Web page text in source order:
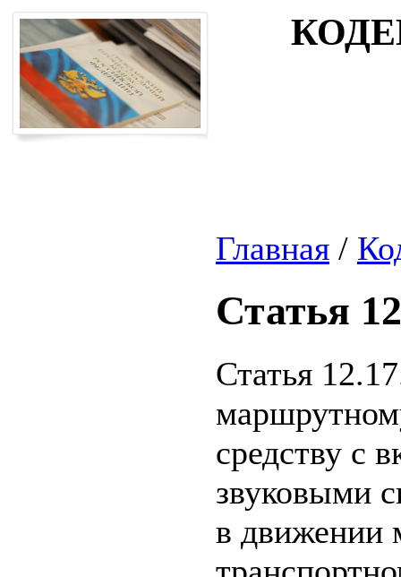
Главная /
Статья
Статья
средству с
звуковыми
в движении